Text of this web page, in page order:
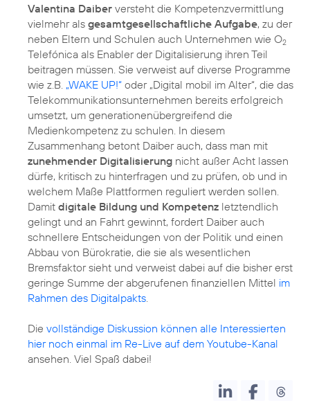
Valentina Daiber versteht die Kompetenzvermittlung
vielmehr als gesamtgesellschaftliche Aufgabe, zu der
neben Eltern und Schulen auch Unternehmen wie O2
Telefónica als Enabler der Digitalisierung ihren Teil
beitragen müssen. Sie verweist auf diverse Programme
wie z.B. „WAKE UP!“ oder „Digital mobil im Alter“, die das
Telekommunikationsunternehmen bereits erfolgreich
umsetzt, um generationenübergreifend die
Medienkompetenz zu schulen. In diesem
Zusammenhang betont Daiber auch, dass man mit
zunehmender Digitalisierung nicht außer Acht lassen
dürfe, kritisch zu hinterfragen und zu prüfen, ob und in
welchem Maße Plattformen reguliert werden sollen.
Damit digitale Bildung und Kompetenz letztendlich
gelingt und an Fahrt gewinnt, fordert Daiber auch
schnellere Entscheidungen von der Politik und einen
Abbau von Bürokratie, die sie als wesentlichen
Bremsfaktor sieht und verweist dabei auf die bisher erst
geringe Summe der abgerufenen finanziellen Mittel im
Rahmen des Digitalpakts
Die vollständige Diskussion können alle Interessierten
hier noch einmal im Re-Live auf dem Youtube-Kanal
ansehen. Viel Spaß dabei!